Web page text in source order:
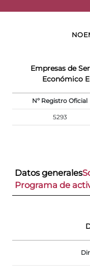
Empresas de
Económico
Nº Registro Oficial
5293
Datos generales
Programa de